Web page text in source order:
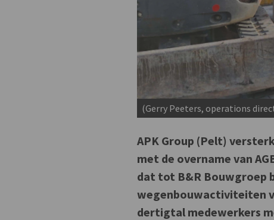
(Gerry Peeters, operations
APK Group (Pelt)
met de overname van
dat tot B&R Bouwgroep
wegenbouwactiviteiten
dertigtal medewerkers